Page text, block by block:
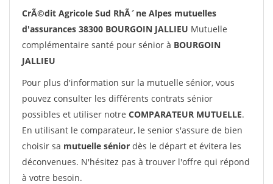
CrÃ©dit Agricole Sud RhÃ´ne Alpes mutuelles
d'assurances 38300 BOURGOIN JALLIEU Mutuelle
complémentaire santé pour sénior à BOURGOIN
JALLIEU
Pour plus d'information sur la mutuelle sénior, vous
pouvez consulter les différents contrats sénior
possibles et utiliser notre COMPARATEUR MUTUELLE.
En utilisant le comparateur, le senior s'assure de bien
choisir sa mutuelle sénior dès le départ et évitera les
déconvenues. N'hésitez pas à trouver l'offre qui répond
à votre besoin.